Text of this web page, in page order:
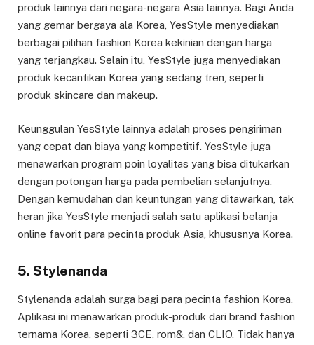
produk lainnya dari negara-negara Asia lainnya. Bagi Anda
yang gemar bergaya ala Korea, YesStyle menyediakan
berbagai pilihan fashion Korea kekinian dengan harga
yang terjangkau. Selain itu, YesStyle juga menyediakan
produk kecantikan Korea yang sedang tren, seperti
produk skincare dan makeup.
Keunggulan YesStyle lainnya adalah proses pengiriman
yang cepat dan biaya yang kompetitif. YesStyle juga
menawarkan program poin loyalitas yang bisa ditukarkan
dengan potongan harga pada pembelian selanjutnya.
Dengan kemudahan dan keuntungan yang ditawarkan, tak
heran jika YesStyle menjadi salah satu aplikasi belanja
online favorit para pecinta produk Asia, khususnya Korea.
5. Stylenanda
Stylenanda adalah surga bagi para pecinta fashion Korea.
Aplikasi ini menawarkan produk-produk dari brand fashion
ternama Korea, seperti 3CE, rom&, dan CLIO. Tidak hanya